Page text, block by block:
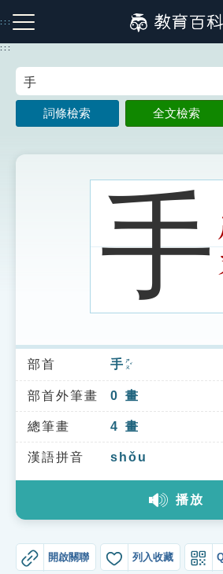
到
主
:::
注音索引圖示 筆畫索引圖示
索引選單
知識索引
單字索引
生命大百科索引
教學應用
:::
詞條檢索 全文檢索
手
部首 手 ㄕㄡˇ
部首外筆畫 0 畫
總筆畫 4 畫
漢語拼音 shǒu
播放
開啟關聯 列入收藏